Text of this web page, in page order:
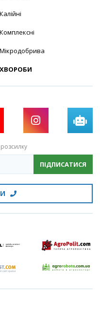
Калійні
Комплексні
Мікродобрива
ХВОРОБИ
ПІДПИСАТИСЯ